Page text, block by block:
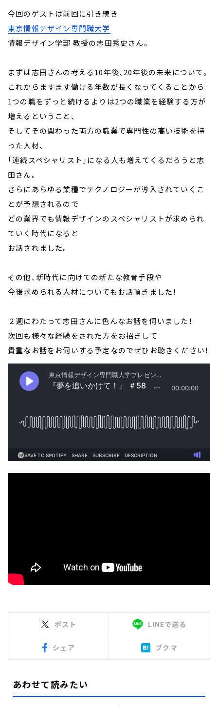
今回のゲストは前回に引き続き
東京情報デザイン専門職大学
情報デザイン学部 教授の志田秀史さん。
まずは志田さんの考える10年後、20年後の未来について。
これからますます働ける年数が長くなってくることから
1つの職をずっと続けるよりは2つの職業を経験する方が
増えるということ、
そしてその関わった両方の職業で専門性の高い技術を持
った人材、
「連続スペシャリスト」になる人も増えてくるだろうと志
田さん。
さらにあらゆる業種でテクノロジーが導入されていくこ
とが予想されるので
どの業界でも情報デザインのスペシャリストが求められ
ていく時代になると
お話されました。
その他、新時代に向けての新たな教育手段や
今後求められる人材についてもお話頂きました！
２週にわたって志田さんに色んなお話を伺いました！
次回も様々な経験をされた方をお招きして
貴重なお話をお伺いする予定なのでぜひお聴きください！
ポスト LINEで送る
シェア ブクマ
あわせて読みたい